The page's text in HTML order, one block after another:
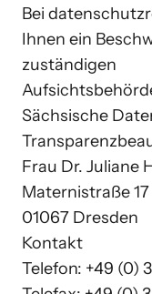
Bei
Ihnen ein
zuständigen
Sächsische
Frau Dr. Juliane
Maternistraße 17
01067 Dresden
Kontakt
Telefon: +49 (0)